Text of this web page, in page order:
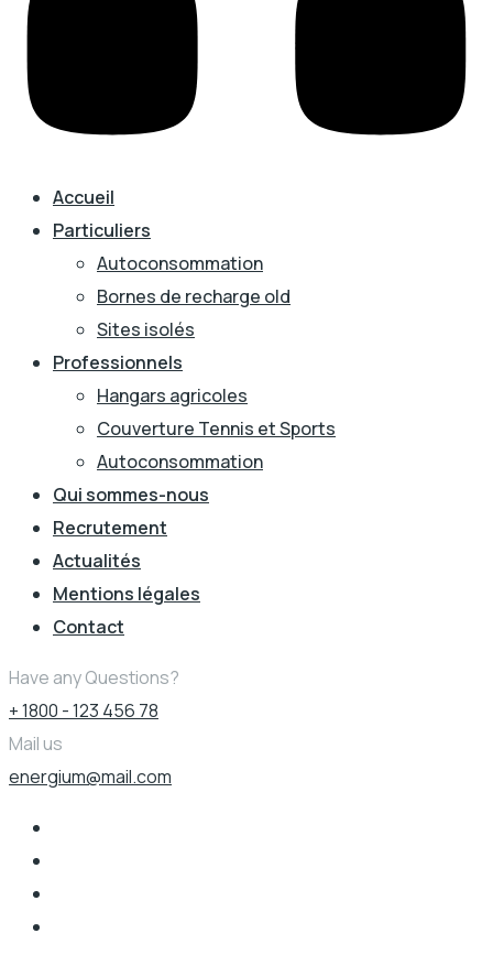
Accueil
Particuliers
Autoconsommation
Bornes de recharge old
Sites isolés
Professionnels
Hangars agricoles
Couverture Tennis et Sports
Autoconsommation
Qui sommes-nous
Recrutement
Actualités
Mentions légales
Contact
Have any Questions?
+ 1800 - 123 456 78
Mail us
energium@mail.com